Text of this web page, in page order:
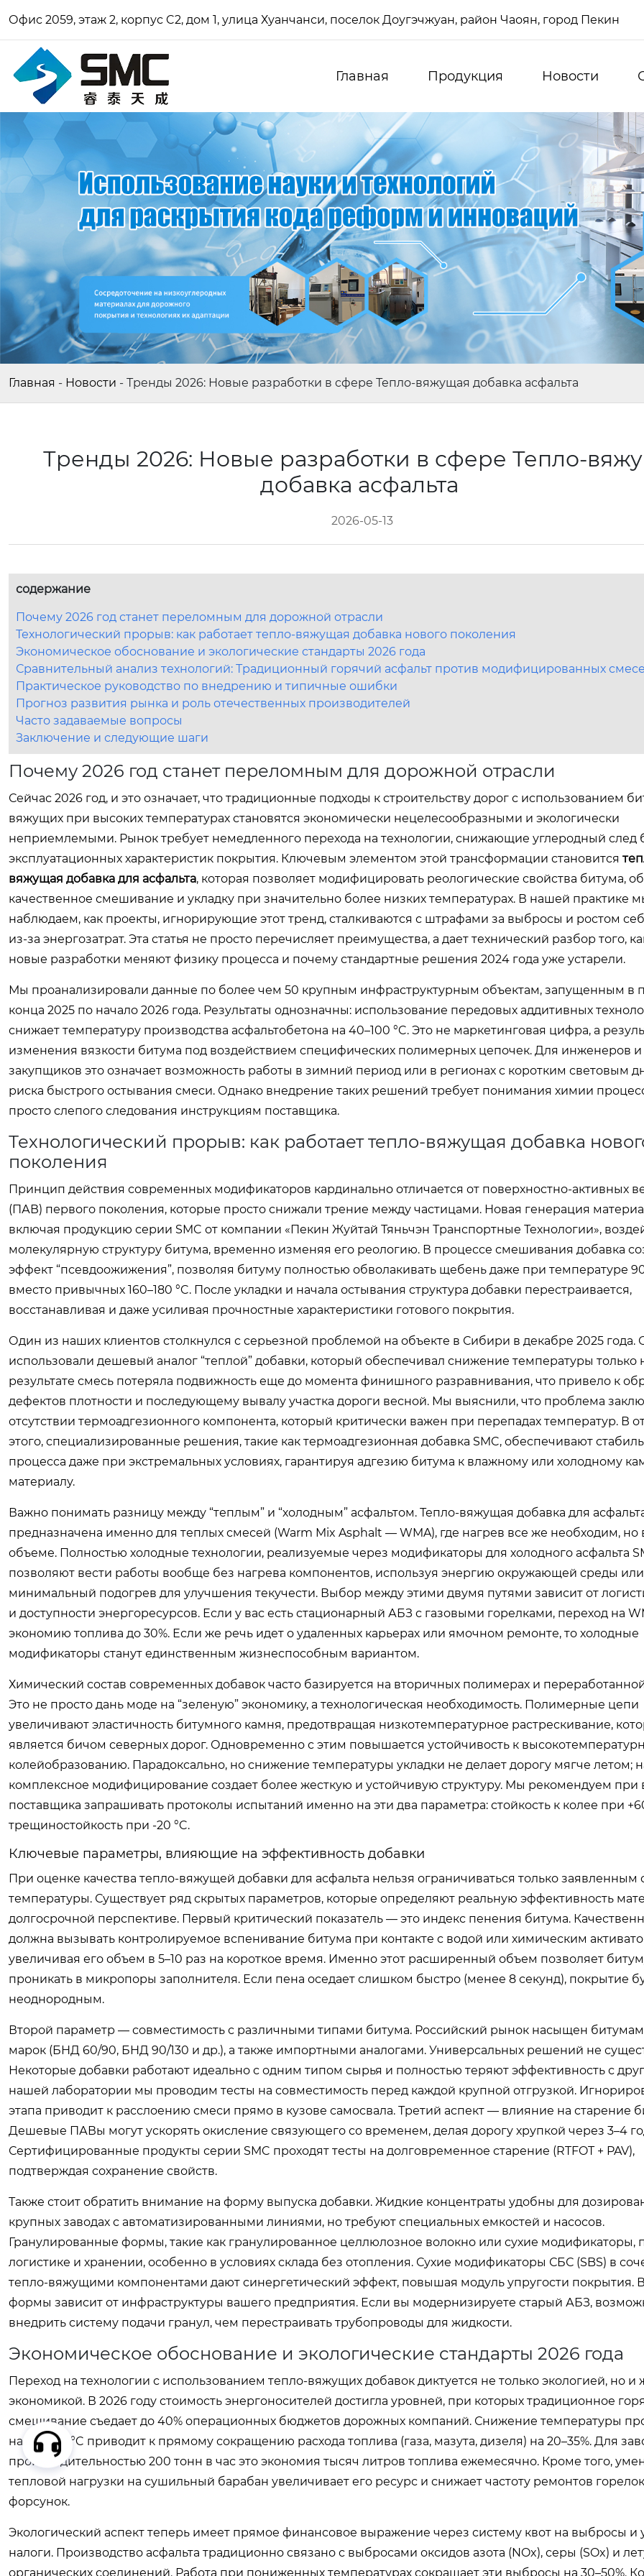
Офис 2059, этаж 2, корпус C2, дом 1, улица Хуанчанси, поселок Доугэчжуан, район Чаоян, город Пекин
Главная Продукция Новости
Главная - Новости - Тренды 2026: Новые разработки в сфере Тепло-вяжущая добавка асфальта
Тренды 2026: Новые разработки в сфере Тепло-
добавка асфальта
2026-05-13
содержание
Почему 2026 год станет переломным для дорожной отрасли
Технологический прорыв: как работает тепло-вяжущая добавка нового поколения
Экономическое обоснование и экологические стандарты 2026 года
Сравнительный анализ технологий: Традиционный горячий асфальт против модифицированных
Практическое руководство по внедрению и типичные ошибки
Прогноз развития рынка и роль отечественных производителей
Часто задаваемые вопросы
Заключение и следующие шаги
Почему 2026 год станет переломным для дорожной отрасли
Сейчас 2026 год, и это означает, что традиционные подходы к строительству дорог с использованием
вяжущих при высоких температурах становятся экономически нецелесообразными и экологически
неприемлемыми. Рынок требует немедленного перехода на технологии, снижающие углеродный след
эксплуатационных характеристик покрытия. Ключевым элементом этой трансформации становится
вяжущая добавка для асфальта, которая позволяет модифицировать реологические свойства битума,
качественное смешивание и укладку при значительно более низких температурах. В нашей практике
наблюдаем, как проекты, игнорирующие этот тренд, сталкиваются с штрафами за выбросы и ростом
из-за энергозатрат. Эта статья не просто перечисляет преимущества, а дает технический разбор того,
новые разработки меняют физику процесса и почему стандартные решения 2024 года уже устарели.
Мы проанализировали данные по более чем 50 крупным инфраструктурным объектам, запущенным в
конца 2025 по начало 2026 года. Результаты однозначны: использование передовых аддитивных
снижает температуру производства асфальтобетона на 40–100 °C. Это не маркетинговая цифра, а
изменения вязкости битума под воздействием специфических полимерных цепочек. Для инженеров и
закупщиков это означает возможность работы в зимний период или в регионах с коротким световым
риска быстрого остывания смеси. Однако внедрение таких решений требует понимания химии
просто слепого следования инструкциям поставщика.
Технологический прорыв: как работает тепло-вяжущая добавка
поколения
Принцип действия современных модификаторов кардинально отличается от поверхностно-активных
(ПАВ) первого поколения, которые просто снижали трение между частицами. Новая генерация
включая продукцию серии SMC от компании «Пекин Жуйтай Тяньчэн Транспортные Технологии»,
молекулярную структуру битума, временно изменяя его реологию. В процессе смешивания добавка
эффект “псевдоожижения”, позволяя битуму полностью обволакивать щебень даже при температуре
вместо привычных 160–180 °C. После укладки и начала остывания структура добавки перестраивается,
восстанавливая и даже усиливая прочностные характеристики готового покрытия.
Один из наших клиентов столкнулся с серьезной проблемой на объекте в Сибири в декабре 2025 года.
использовали дешевый аналог “теплой” добавки, который обеспечивал снижение температуры только
результате смесь потеряла подвижность еще до момента финишного разравнивания, что привело к
дефектов плотности и последующему вывалу участка дороги весной. Мы выяснили, что проблема
отсутствии термоадгезионного компонента, который критически важен при перепадах температур. В
этого, специализированные решения, такие как термоадгезионная добавка SMC, обеспечивают
процесса даже при экстремальных условиях, гарантируя адгезию битума к влажному или холодному
материалу.
Важно понимать разницу между “теплым” и “холодным” асфальтом. Тепло-вяжущая добавка для
предназначена именно для теплых смесей (Warm Mix Asphalt — WMA), где нагрев все же необходим,
объеме. Полностью холодные технологии, реализуемые через модификаторы для холодного асфальта
позволяют вести работы вообще без нагрева компонентов, используя энергию окружающей среды или
минимальный подогрев для улучшения текучести. Выбор между этими двумя путями зависит от
и доступности энергоресурсов. Если у вас есть стационарный АБЗ с газовыми горелками, переход на
экономию топлива до 30%. Если же речь идет о удаленных карьерах или ямочном ремонте, то холодные
модификаторы станут единственным жизнеспособным вариантом.
Химический состав современных добавок часто базируется на вторичных полимерах и
Это не просто дань моде на “зеленую” экономику, а технологическая необходимость. Полимерные цепи
увеличивают эластичность битумного камня, предотвращая низкотемпературное растрескивание,
является бичом северных дорог. Одновременно с этим повышается устойчивость к
колейобразованию. Парадоксально, но снижение температуры укладки не делает дорогу мягче летом;
комплексное модифицирование создает более жесткую и устойчивую структуру. Мы рекомендуем при
поставщика запрашивать протоколы испытаний именно на эти два параметра: стойкость к колее при
трещиностойкость при -20 °C.
Ключевые параметры, влияющие на эффективность добавки
При оценке качества тепло-вяжущей добавки для асфальта нельзя ограничиваться только
температуры. Существует ряд скрытых параметров, которые определяют реальную эффективность
долгосрочной перспективе. Первый критический показатель — это индекс пенения битума.
должна вызывать контролируемое вспенивание битума при контакте с водой или химическим
увеличивая его объем в 5–10 раз на короткое время. Именно этот расширенный объем позволяет
проникать в микропоры заполнителя. Если пена оседает слишком быстро (менее 8 секунд), покрытие
неоднородным.
Второй параметр — совместимость с различными типами битума. Российский рынок насыщен
марок (БНД 60/90, БНД 90/130 и др.), а также импортными аналогами. Универсальных решений не
Некоторые добавки работают идеально с одним типом сырья и полностью теряют эффективность с
нашей лаборатории мы проводим тесты на совместимость перед каждой крупной отгрузкой.
этапа приводит к расслоению смеси прямо в кузове самосвала. Третий аспект — влияние на старение
Дешевые ПАВы могут ускорять окисление связующего со временем, делая дорогу хрупкой через 3–4
Сертифицированные продукты серии SMC проходят тесты на долговременное старение (RTFOT + PAV),
подтверждая сохранение свойств.
Также стоит обратить внимание на форму выпуска добавки. Жидкие концентраты удобны для
крупных заводах с автоматизированными линиями, но требуют специальных емкостей и насосов.
Гранулированные формы, такие как гранулированное целлюлозное волокно или сухие модификаторы,
логистике и хранении, особенно в условиях склада без отопления. Сухие модификаторы СБС (SBS) в
тепло-вяжущими компонентами дают синергетический эффект, повышая модуль упругости покрытия.
формы зависит от инфраструктуры вашего предприятия. Если вы модернизируете старый АБЗ,
внедрить систему подачи гранул, чем перестраивать трубопроводы для жидкости.
Экономическое обоснование и экологические стандарты 2026 года
Переход на технологии с использованием тепло-вяжущих добавок диктуется не только экологией, но и
экономикой. В 2026 году стоимость энергоносителей достигла уровней, при которых традиционное
смешивание съедает до 40% операционных бюджетов дорожных компаний. Снижение температуры
на 40–100 °C приводит к прямому сокращению расхода топлива (газа, мазута, дизеля) на 20–35%. Для
производительностью 200 тонн в час это экономия тысяч литров топлива ежемесячно. Кроме того,
тепловой нагрузки на сушильный барабан увеличивает его ресурс и снижает частоту ремонтов
форсунок.
Экологический аспект теперь имеет прямое финансовое выражение через систему квот на выбросы и
налоги. Производство асфальта традиционно связано с выбросами оксидов азота (NOx), серы (SOx) и
органических соединений. Работа при пониженных температурах сокращает эти выбросы на 30–50%.